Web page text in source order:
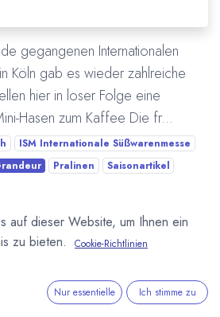
gegangenen Internationalen
Köln gab es wieder zahlreiche
hier in loser Folge eine
Hasen zum Kaffee Die fr...
ISM Internationale Süßwarenmesse
Pralinen Saisonartikel
wir über die große weite Welt von
auf dieser Website, um Ihnen ein
zu bieten.
Cookie-Richtlinien
Nur essentielle Ich stimme zu